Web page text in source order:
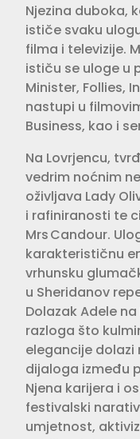
Njezina duboka,
ističe svaku
filma i televizije.
ističu se uloge u
Minister, Follies,
nastupi u
Business, kao i
Na Lovrjencu,
vedrim noćnim
oživljava Lady
i rafiniranosti te
Mrs Candour.
karakterističnu
vrhunsku
u Sheridanov
Dolazak Adele
razloga što
elegancije dolazi
dijaloga između
Njena karijera i
festivalski
umjetnost,